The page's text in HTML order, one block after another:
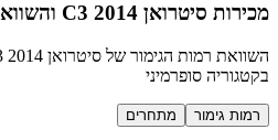
מכירות סיטרואן C3 2014 והשוואה למתחרים
בקטגוריה סופרמיני
רמות גימור מתחרים